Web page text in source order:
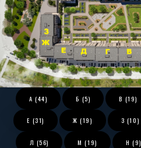
А (44) Б (5) В (19)
Е (31) Ж (19) З (10)
Л (56) М (19) Н (9)